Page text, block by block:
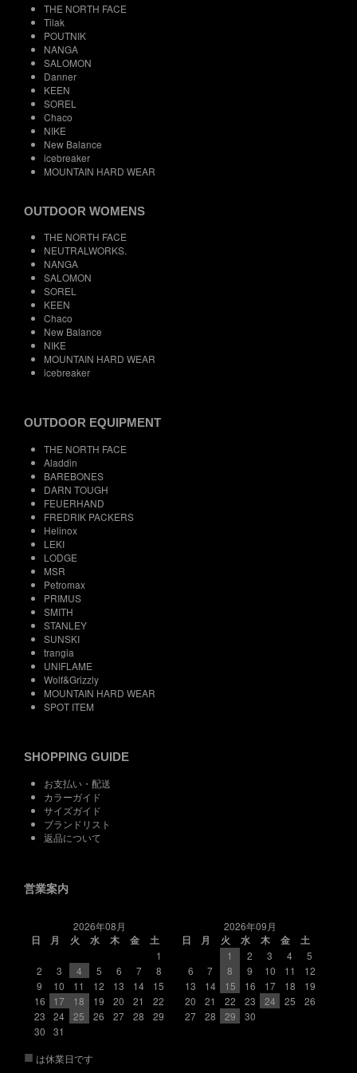
THE NORTH FACE
Tilak
POUTNIK
NANGA
SALOMON
Danner
KEEN
SOREL
Chaco
NIKE
New Balance
icebreaker
MOUNTAIN HARD WEAR
OUTDOOR WOMENS
THE NORTH FACE
NEUTRALWORKS.
NANGA
SALOMON
SOREL
KEEN
Chaco
New Balance
NIKE
MOUNTAIN HARD WEAR
icebreaker
OUTDOOR EQUIPMENT
THE NORTH FACE
Aladdin
BAREBONES
DARN TOUGH
FEUERHAND
FREDRIK PACKERS
Helinox
LEKI
LODGE
MSR
Petromax
PRIMUS
SMITH
STANLEY
SUNSKI
trangia
UNIFLAME
Wolf&Grizzly
MOUNTAIN HARD WEAR
SPOT ITEM
SHOPPING GUIDE
お支払い・配送
カラーガイド
サイズガイド
ブランドリスト
返品について
営業案内
2026年08月
日
月 火 水 木 金
土
1
2
3 4 5 6 7
8
9
10 11 12 13 14
15
16
17 18 19 20 21
22
23
24 25 26 27 28
29
30
31
2026年09月
日
月 火 水 木 金
土
1
2 3 4
5
6
7 8 9 10 11
12
13
14 15 16 17 18
19
20
21 22 23 24 25
26
27
28 29 30
■ は休業日です